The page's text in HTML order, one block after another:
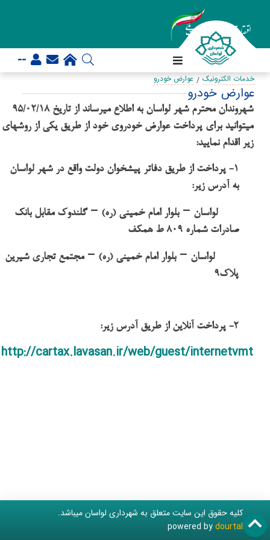
--
خدمات الکترونیک عوارض خودرو
عوارض خودرو
شهروندان محترم شهر لواسان به اطلاع میرساند از تاریخ 95/02/18
میتوانید برای پرداخت عوارض خودروی خوداز طریق یکی از روشهای
زیر اقدام نمایید:
1- پرداخت از طریق دفاتر پیشخوان دولت واقع در شهر لواسان
به آدرس زیر:
لواسان – بلوار امام خمینی (ره) – گلندوک مقابل بانک
صادرات شماره 809 ط همکف
لواسان – بلوار امام خمینی (ره) – مجتمع تجاری شیرین
پلاک9
2- پرداخت آنلاین از طریق آدرس زیر:
http://cartax.lavasan.ir/web/guest/internetvmt
کلیه حقوق این سایت متعلق به شهرداری لواسان میباشد.
powered bydourtal